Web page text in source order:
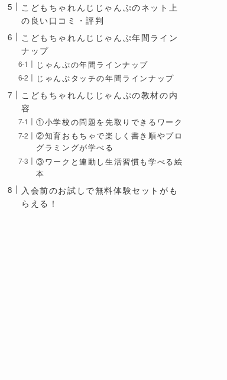
こどもちゃれんじじゃんぷのネット上
の良い口コミ・評判
こどもちゃれんじじゃんぷ年間ライン
ナップ
じゃんぷの年間ラインナップ
じゃんぷタッチの年間ラインナップ
こどもちゃれんじじゃんぷの教材の内
容
①小学校の問題を先取りできるワーク
②知育おもちゃで楽しく書き順やプロ
グラミングが学べる
③ワークと連動し生活習慣も学べる絵
本
入会前のお試しで無料体験セットがも
らえる！